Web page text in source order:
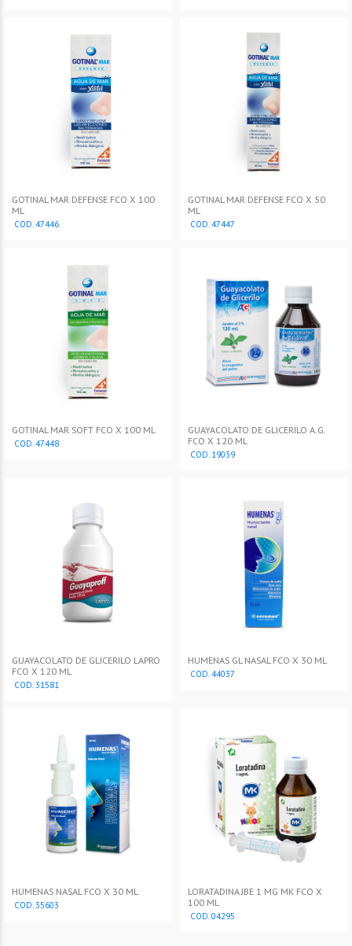
GOTINAL MAR DEFENSE FCO X 100
ML
COD. 47446
GOTINAL MAR DEFENSE FCO X 50
ML
COD. 47447
GOTINAL MAR SOFT FCO X 100 ML
COD. 47448
GUAYACOLATO DE GLICERILO A.G.
FCO X 120 ML
COD. 19039
GUAYACOLATO DE GLICERILO LAPRO
FCO X 120 ML
COD. 31581
HUMENAS GL NASAL FCO X 30 ML
COD. 44037
HUMENAS NASAL FCO X 30 ML
COD. 35603
LORATADINA JBE 1 MG MK FCO X
100 ML
COD. 04295